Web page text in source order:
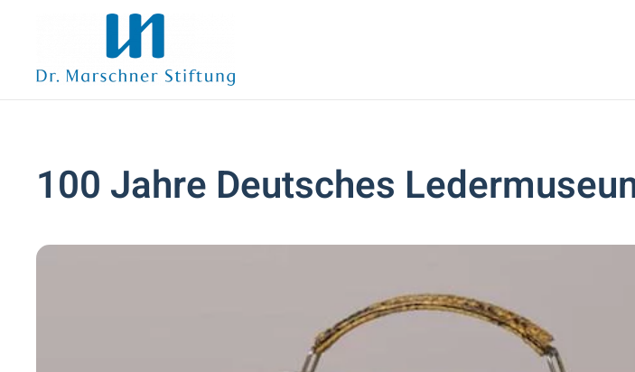
Zum Hauptinhalt springen
100 Jahre Deutsches